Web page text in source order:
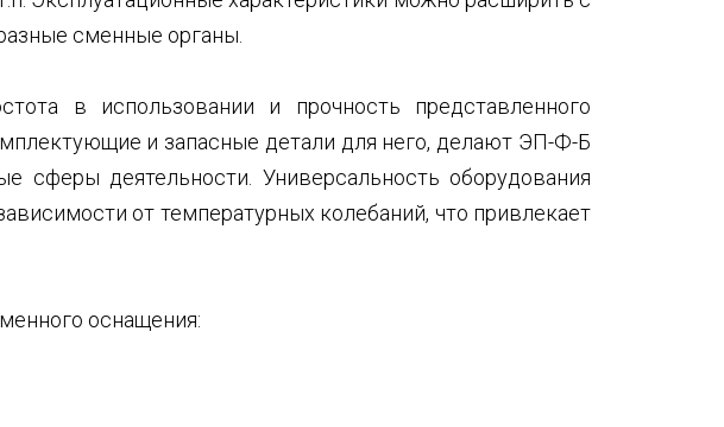
сменные органы.
в использовании и прочность представленного
и запасные детали для него, делают ЭП-Ф-Б
сферы деятельности. Универсальность оборудования
от температурных колебаний, что привлекает
оснащения: